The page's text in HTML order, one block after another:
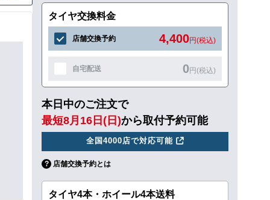
タイヤ交換料金
店舗交換予約 4,400円(税込)
自宅配送 0円(税込)
本日中のご注文で
最短8月16日(日)から取付予約可能
全国4000店で対応可能
店舗交換予約とは
タイヤ4本・ホイール4本送料